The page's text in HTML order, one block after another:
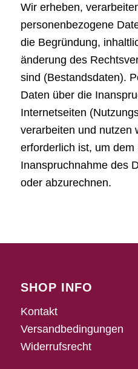
Wir erheben,
personenbezogene
die Begründung,
änderung des
sind (Bestandsdaten).
Daten über die
Internetseiten
verarbeiten und nutzen
erforderlich ist, um dem
Inanspruchnahme des
oder abzurechnen.
SHOP INFO
Kontakt
Versandbedingungen
Widerrufsrecht